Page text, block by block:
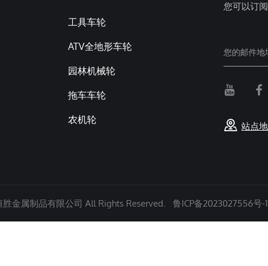
工具车轮
ATV全地形车轮
园林机械轮
拖车车轮
农机轮
您可以订
站点
金属制品有限公司 All Rights Reserved. 鲁ICP备2023027556号-1